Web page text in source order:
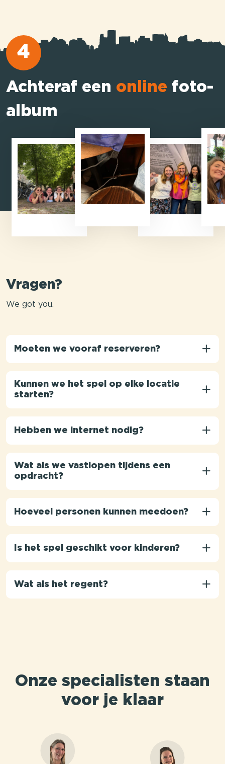
4
Achteraf een online foto-
album
Vragen?
We got you.
Moeten we vooraf reserveren?
Kunnen we het spel op elke locatie
starten?
Hebben we internet nodig?
Wat als we vastlopen tijdens een
opdracht?
Hoeveel personen kunnen meedoen?
Is het spel geschikt voor kinderen?
Wat als het regent?
Onze specialisten staan
voor je klaar